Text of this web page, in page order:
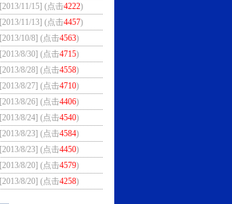
[2013/11/15] (点击4222)
[2013/11/13] (点击4457)
[2013/10/8] (点击4563)
[2013/8/30] (点击4715)
[2013/8/28] (点击4558)
[2013/8/27] (点击4710)
[2013/8/26] (点击4406)
[2013/8/24] (点击4540)
[2013/8/23] (点击4584)
[2013/8/23] (点击4450)
[2013/8/20] (点击4579)
[2013/8/20] (点击4258)